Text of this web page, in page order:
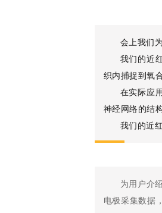
会上我们
我们的近
织内捕捉到氧
在实际应
神经网络的结
我们的近
为用户介
电极采集数据